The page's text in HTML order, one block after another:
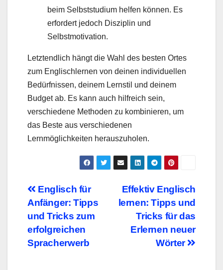
beim Selbststudium helfen können. Es
erfordert jedoch Disziplin und
Selbstmotivation.
Letztendlich hängt die Wahl des besten Ortes
zum Englischlernen von deinen individuellen
Bedürfnissen, deinem Lernstil und deinem
Budget ab. Es kann auch hilfreich sein,
verschiedene Methoden zu kombinieren, um
das Beste aus verschiedenen
Lernmöglichkeiten herauszuholen.
Beitragsnavigation
Effektiv Englisch
lernen: Tipps und
Tricks für das
Erlernen neuer
Wörter
Englisch für
Anfänger: Tipps
und Tricks zum
erfolgreichen
Spracherwerb